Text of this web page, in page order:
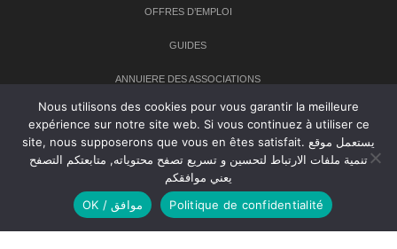
OFFRES D’EMPLOI
GUIDES
ANNUIERE DES ASSOCIATIONS
Newsletter
Inscrivez-vous à notre newsletter pour recevoir les dernières
nouvelles sur TANMIA
Nous utilisons des cookies pour vous garantir la meilleure
expérience sur notre site web. Si vous continuez à utiliser ce
site, nous supposerons que vous en êtes satisfait. يستعمل موقع
تنمية ملفات الارتباط لتحسين و تسريع تصفح محتوياته, متابعتكم التصفح
يعني موافقكم
OK / موافق
Politique de confidentialité